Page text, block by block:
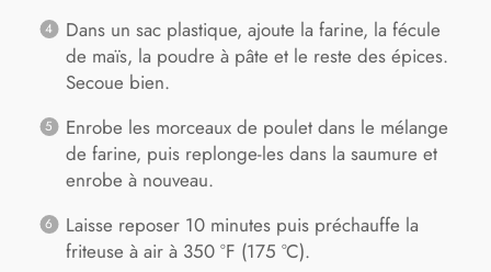
Dans un sac plastique, ajoute la farine, la fécule
de maïs, la poudre à pâte et le reste des épices.
Secoue bien.
Enrobe les morceaux de poulet dans le mélange
de farine, puis replonge-les dans la saumure et
enrobe à nouveau.
Laisse reposer 10 minutes puis préchauffe la
friteuse à air à 350 °F (175 °C).